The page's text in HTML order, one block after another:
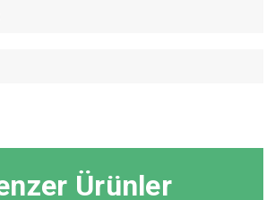
Ürünler